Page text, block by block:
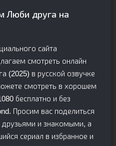
Люби друга на
сайта
смотреть онлайн
(2025) в русской озвучке
смотреть в хорошем
бесплатно и без
Просим вас поделиться
друзьями и знакомыми, а
сериал в избранное и